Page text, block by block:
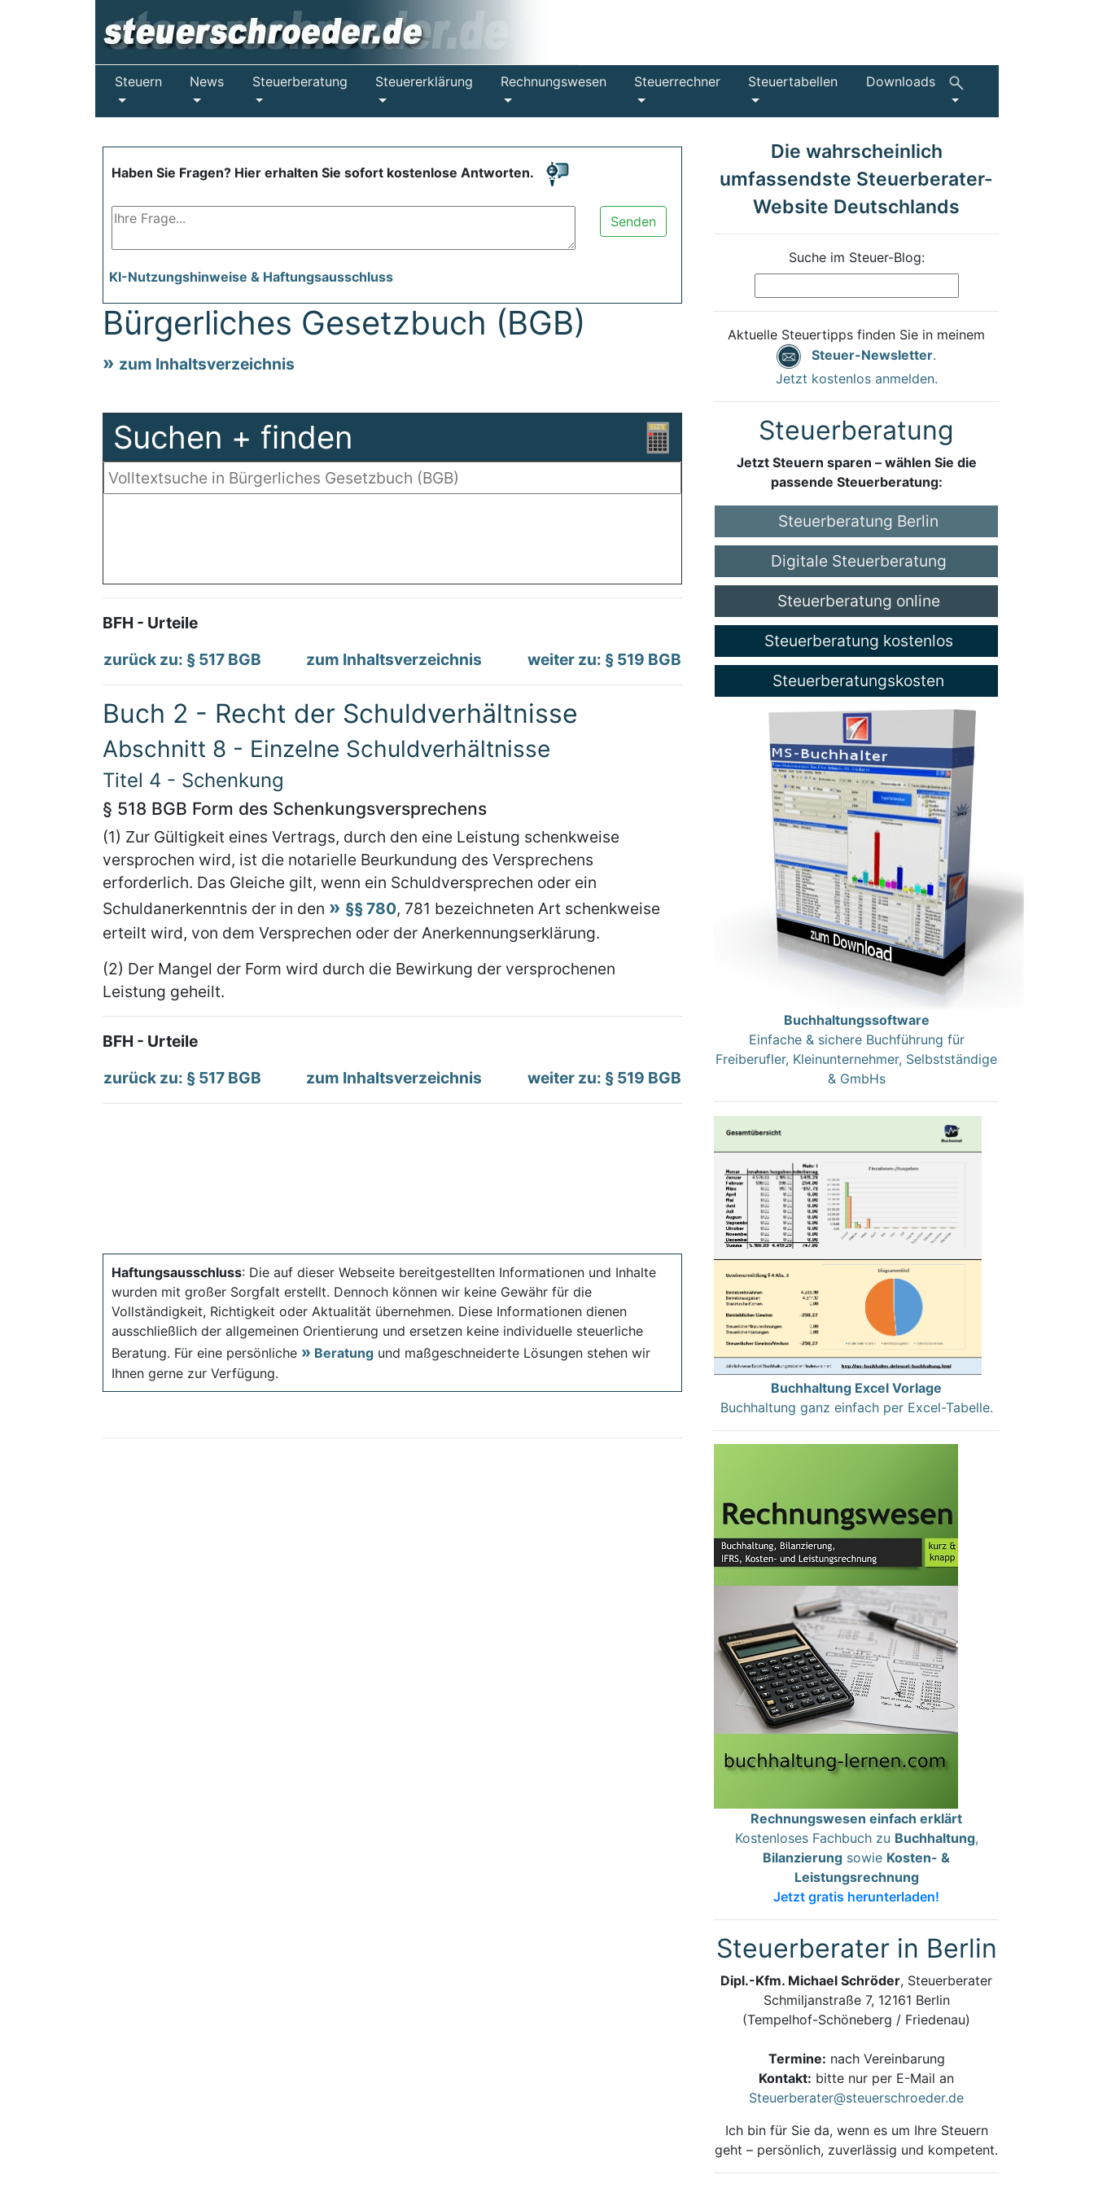
Steuern News Steuerberatung Steuererklärung Rechnungswesen Steuerrechner Steuertabellen Downloads
Haben Sie Fragen? Hier erhalten Sie sofort kostenlose Antworten.
Senden
KI-Nutzungshinweise & Haftungsausschluss
Bürgerliches Gesetzbuch (BGB)
zum Inhaltsverzeichnis
Suchen + finden
BFH - Urteile
zurück zu: § 517 BGB
zum Inhaltsverzeichnis weiter zu: § 519 BGB
Buch 2 - Recht der Schuldverhältnisse
Abschnitt 8 - Einzelne Schuldverhältnisse
Titel 4 - Schenkung
§ 518 BGB Form des Schenkungsversprechens
(1) Zur Gültigkeit eines Vertrags, durch den eine Leistung schenkweise
versprochen wird, ist die notarielle Beurkundung des Versprechens
erforderlich. Das Gleiche gilt, wenn ein Schuldversprechen oder ein
Schuldanerkenntnis der in den
§§ 780, 781 bezeichneten Art schenkweise
erteilt wird, von dem Versprechen oder der Anerkennungserklärung.
(2) Der Mangel der Form wird durch die Bewirkung der versprochenen
Leistung geheilt.
BFH - Urteile
zurück zu: § 517 BGB
zum Inhaltsverzeichnis weiter zu: § 519 BGB
Haftungsausschluss: Die auf dieser Webseite bereitgestellten Informationen und Inhalte
wurden mit großer Sorgfalt erstellt. Dennoch können wir keine Gewähr für die
Vollständigkeit, Richtigkeit oder Aktualität übernehmen. Diese Informationen dienen
ausschließlich der allgemeinen Orientierung und ersetzen keine individuelle steuerliche
Beratung. Für eine persönliche
Beratung und maßgeschneiderte Lösungen stehen wir
Ihnen gerne zur Verfügung.
Die wahrscheinlich
umfassendste Steuerberater-
Website Deutschlands
Suche im Steuer-Blog:
Aktuelle Steuertipps finden Sie in meinem
Steuer-Newsletter.
Jetzt kostenlos anmelden.
Steuerberatung
Jetzt Steuern sparen – wählen Sie die
passende Steuerberatung:
Steuerberatung Berlin
Digitale Steuerberatung
Steuerberatung online
Steuerberatung kostenlos
Steuerberatungskosten
Buchhaltungssoftware
Einfache & sichere Buchführung für
Freiberufler, Kleinunternehmer, Selbstständige
& GmbHs
Buchhaltung Excel Vorlage
Buchhaltung ganz einfach per Excel-Tabelle.
Rechnungswesen einfach erklärt
Kostenloses Fachbuch zu Buchhaltung,
Bilanzierung sowie Kosten- &
Leistungsrechnung
Jetzt gratis herunterladen!
Steuerberater in Berlin
Dipl.-Kfm. Michael Schröder, Steuerberater
Schmiljanstraße 7, 12161 Berlin
(Tempelhof-Schöneberg / Friedenau)
Termine: nach Vereinbarung
Kontakt: bitte nur per E-Mail an
Steuerberater@steuerschroeder.de
Ich bin für Sie da, wenn es um Ihre Steuern
geht – persönlich, zuverlässig und kompetent.